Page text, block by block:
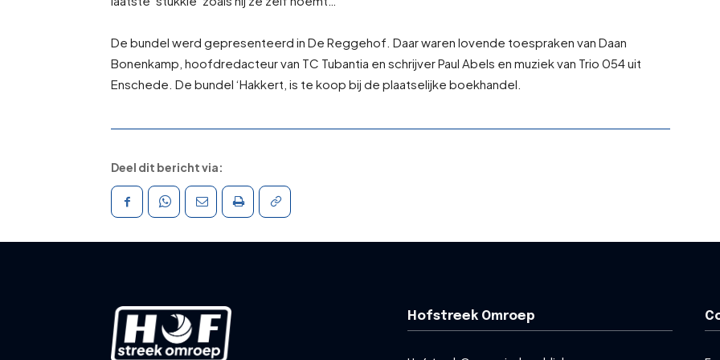
De bundel werd gepresenteerd in De Reggehof. Daar waren lovende toespraken van Daan
Bonenkamp, hoofdredacteur van TC Tubantia en schrijver Paul Abels en muziek van Trio 054 uit
Enschede. De bundel ‘Hakkert, is te koop bij de plaatselijke boekhandel.
Deel dit bericht via:
Hofstreek Omroep